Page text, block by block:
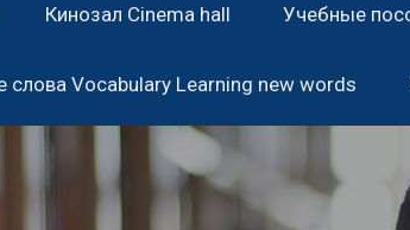
Кинозал Cinema hall Учебные
Vocabulary Learning new words